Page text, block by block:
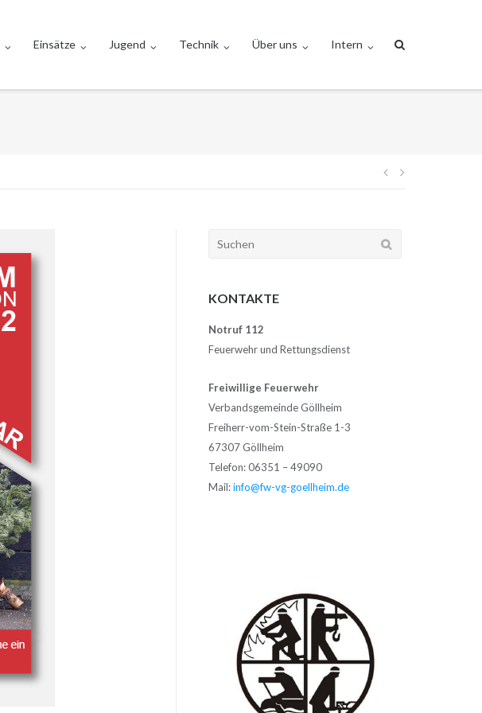
Einsätze Jugend Technik Über uns Intern
Suchen
KONTAKTE
Notruf 112
Feuerwehr und Rettungsdienst
Freiwillige Feuerwehr
Verbandsgemeinde Göllheim
Freiherr-vom-Stein-Straße 1-3
67307 Göllheim
Telefon: 06351 – 49090
Mail:info@fw-vg-goellheim.de